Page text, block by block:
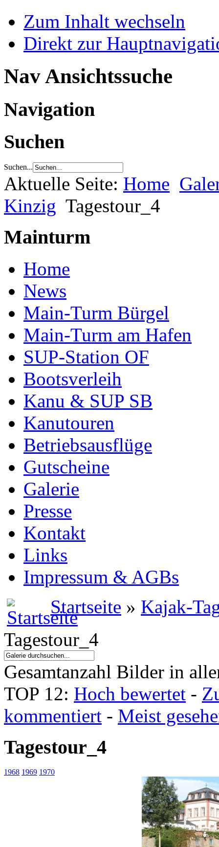
Zum Inhalt wechseln
Direkt zur
Nav Ansichtssuche
Navigation
Suchen
Suchen...
Aktuelle Seite: Home
Kinzig Tagestour_4
Mainturm
Home
News
Main-Turm Bürgel
Main-Turm am Hafen
SUP-Station OF
Bootsverleih
Kanu & SUP SB
Kanutouren
Betriebsausflüge
Gutscheine
Galerie
Presse
Kontakt
Links
Impressum & AGBs
Startseite » Kajak-
Tagestour_4
Gesamtanzahl Bilder in
TOP 12: Hoch bewertet -
kommentiert - Meist
Tagestour_4
1968 1969 1970